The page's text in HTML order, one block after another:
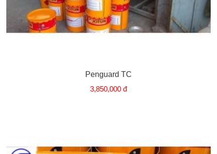
Penguard TC
3,850,000 đ